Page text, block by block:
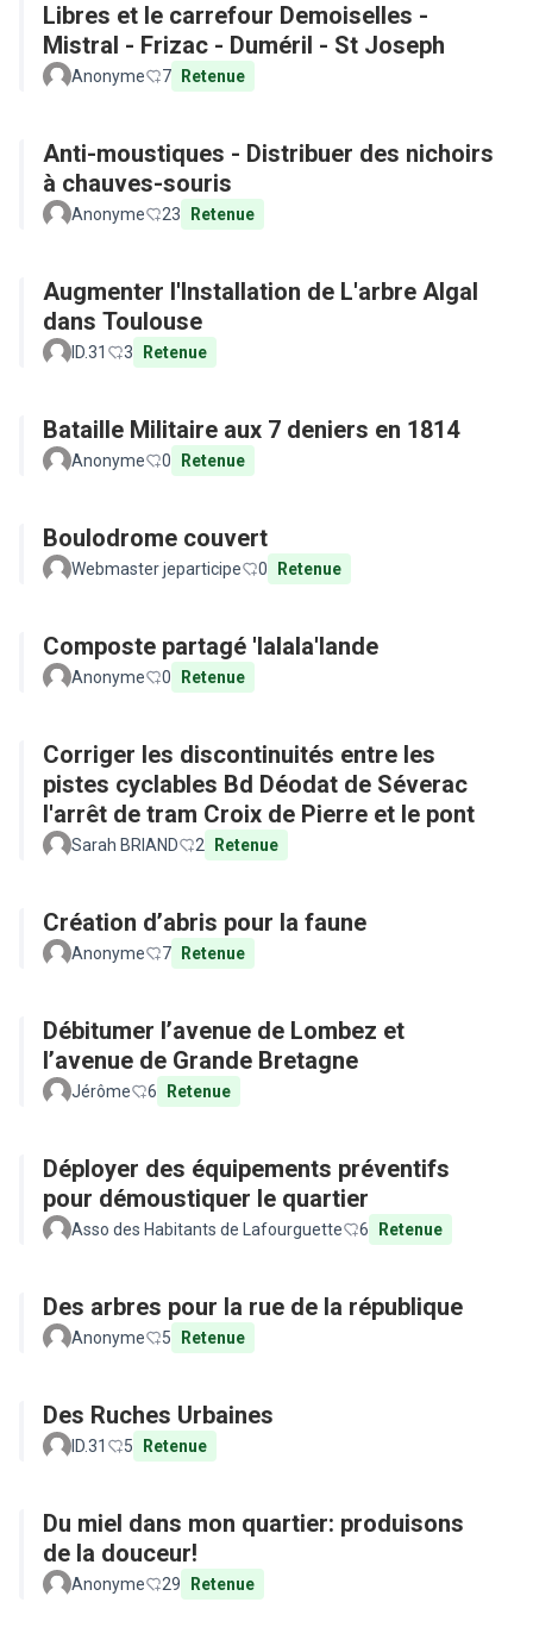
Libres et le carrefour Demoiselles -
Mistral - Frizac - Duméril - St Joseph
Anonyme 7 Retenue
Anti-moustiques - Distribuer des nichoirs
à chauves-souris
Anonyme 23 Retenue
Augmenter l'Installation de L'arbre Algal
dans Toulouse
ID.31 3 Retenue
Bataille Militaire aux 7 deniers en 1814
Anonyme 0 Retenue
Boulodrome couvert
Webmaster jeparticipe 0 Retenue
Composte partagé 'lalala'lande
Anonyme 0 Retenue
Corriger les discontinuités entre les
pistes cyclables Bd Déodat de Séverac
l'arrêt de tram Croix de Pierre et le pont
Sarah BRIAND 2 Retenue
Création d’abris pour la faune
Anonyme 7 Retenue
Débitumer l’avenue de Lombez et
l’avenue de Grande Bretagne
Jérôme 6 Retenue
Déployer des équipements préventifs
pour démoustiquer le quartier
Asso des Habitants de Lafourguette 6 Retenue
Des arbres pour la rue de la république
Anonyme 5 Retenue
Des Ruches Urbaines
ID.31 5 Retenue
Du miel dans mon quartier: produisons
de la douceur!
Anonyme 29 Retenue